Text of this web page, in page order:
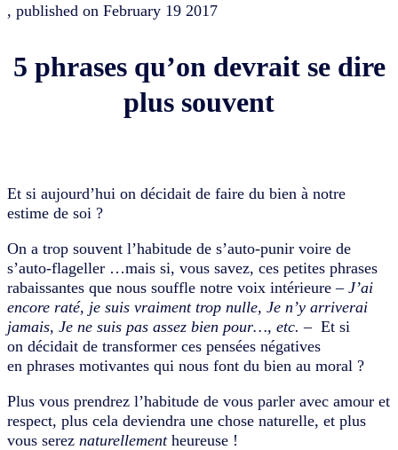
, published on February 19 2017
5 phrases qu’on devrait se dire
plus souvent
Et si aujourd’hui on décidait de faire du bien à notre
estime de soi ?
On a trop souvent l’habitude de s’auto-punir voire de
s’auto-flageller …mais si, vous savez, ces petites phrases
rabaissantes que nous souffle notre voix intérieure– J’ai
encore raté, je suis vraiment trop nulle, Je n’y arriverai
jamais, Je ne suis pas assez bien pour…, etc.– Et si
on décidait de transformer ces pensées négatives
en phrases motivantes qui nous font du bien au moral ?
Plus vous prendrez l’habitude de vous parler avec amour et
respect, plus cela deviendra une chose naturelle, et plus
vous serez naturellementheureuse !